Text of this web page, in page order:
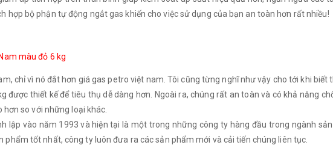
hợp bộ phận tự động ngắt gas khiến cho việc sử dụng của bạn an toàn hơn rất nhiều!
màu đỏ 6 kg
chỉ vì nó đắt hơn giá gas petro việt nam. Tôi cũng từng nghĩ như vậy cho tới khi
được thiết kế để tiêu thụ dễ dàng hơn. Ngoài ra, chúng rất an toàn và có khả năng
so với những loại khác.
lập vào năm 1993 và hiện tại là một trong những công ty hàng đầu trong ngành
phẩm tốt nhất, công ty luôn đưa ra các sản phẩm mới và cải tiến chúng liên tục.